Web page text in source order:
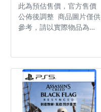
此為預估售價，官方售價
公佈後調整 商品圖片僅供
參考，請以實際物品為主
台：PlayStation 5 遊戲
類型：動作 遊玩人數： 1
人 作品分級：輔 15 級
製作廠商：FURYU 發行
廠商：雲豹娛樂